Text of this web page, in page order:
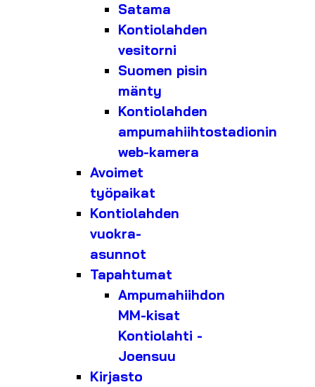
Satama
Kontiolahden
vesitorni
Suomen pisin
mänty
Kontiolahden
ampumahiihtostadionin
web-kamera
Avoimet
työpaikat
Kontiolahden
vuokra-
asunnot
Tapahtumat
Ampumahiihdon
MM-kisat
Kontiolahti -
Joensuu
Kirjasto